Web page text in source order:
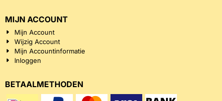
MIJN ACCOUNT
Mijn Account
Wijzig Account
Mijn Accountinformatie
Inloggen
BETAALMETHODEN